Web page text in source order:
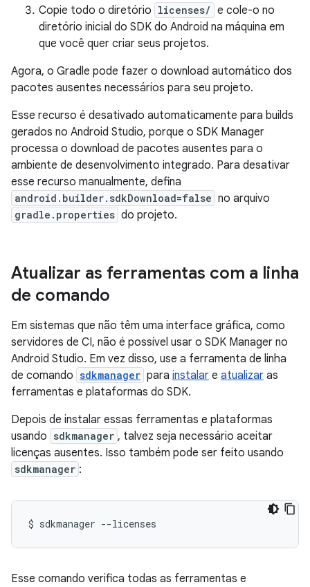
Copie todo o diretório licenses/ e cole-o no
diretório inicial do SDK do Android na máquina em
que você quer criar seus projetos.
Agora, o Gradle pode fazer o download automático dos
pacotes ausentes necessários para seu projeto.
Esse recurso é desativado automaticamente para builds
gerados no Android Studio, porque o SDK Manager
processa o download de pacotes ausentes para o
ambiente de desenvolvimento integrado. Para desativar
esse recurso manualmente, defina
android.builder.sdkDownload=false no arquivo
gradle.properties do projeto.
Atualizar as ferramentas com a linha
de comando
Em sistemas que não têm uma interface gráfica, como
servidores de CI, não é possível usar o SDK Manager no
Android Studio. Em vez disso, use a ferramenta de linha
de comando sdkmanager para instalar e atualizar as
ferramentas e plataformas do SDK.
Depois de instalar essas ferramentas e plataformas
usando sdkmanager , talvez seja necessário aceitar
licenças ausentes. Isso também pode ser feito usando
sdkmanager :
$ sdkmanager --licenses
Esse comando verifica todas as ferramentas e